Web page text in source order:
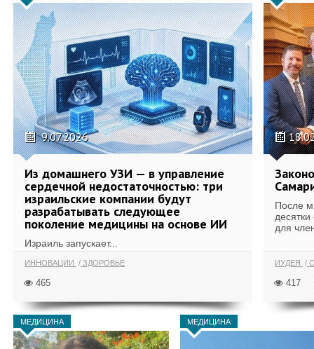
9.07.2026
Из домашнего УЗИ — в управление
сердечной недостаточностью: три
израильские компании будут
разрабатывать следующее
поколение медицины на основе ИИ
Израиль запускает...
ИННОВАЦИИ ЗДОРОВЬЕ
465
После
для
ИУДЕЯ
417
МЕДИЦИНА МЕДИЦИНА